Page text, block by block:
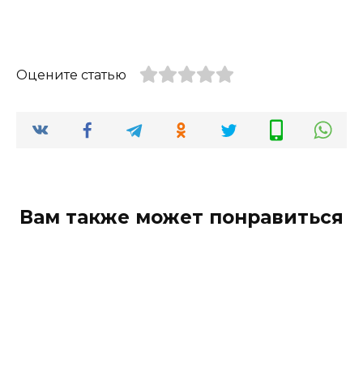
Оцените статью
Вам также может понравиться